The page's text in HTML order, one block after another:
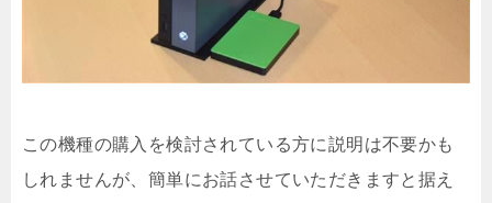
この機種の購入を検討されている方に説明は不要かも
しれませんが、簡単にお話させていただきますと据え